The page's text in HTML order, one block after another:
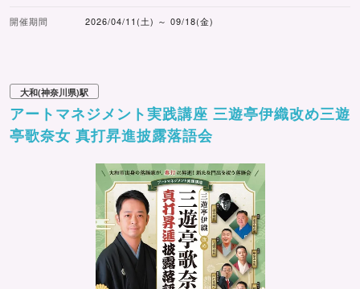
開催期間 2026/04/11(土) ～ 09/18(金)
大和(神奈川県)駅
アートマネジメント実践講座 三遊亭伊織改め三遊
亭歌奈女 真打昇進披露落語会